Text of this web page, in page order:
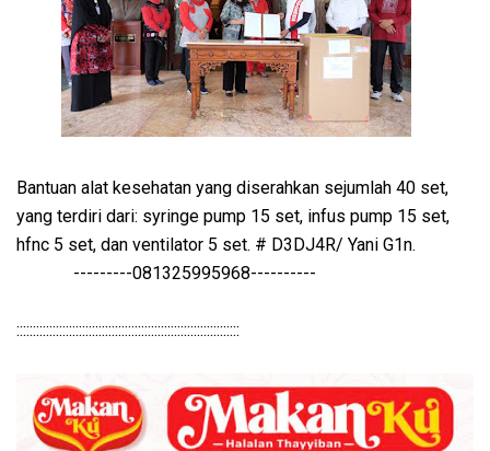
Bantuan alat kesehatan yang diserahkan sejumlah 40 set,
yang terdiri dari: syringe pump 15 set, infus pump 15 set,
hfnc 5 set, dan ventilator 5 set. # D3DJ4R/ Yani G1n.
---------081325995968----------
::::::::::::::::::::::::::::::::::::::::::::::::::::::::::::::::::::